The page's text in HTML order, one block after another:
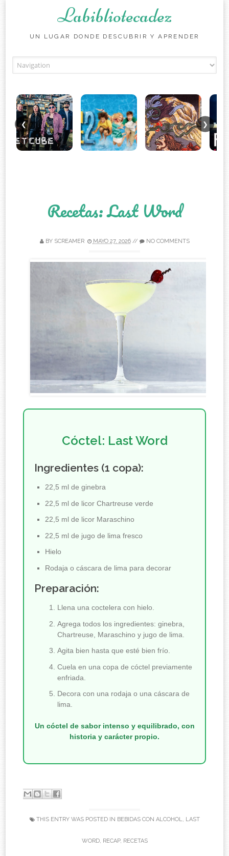
Labibliotecadez
UN LUGAR DONDE DESCUBRIR Y APRENDER
❮ ❯
Recetas: Last Word
BY SCREAMER MAYO 27, 2026// NO COMMENTS
Cóctel: Last Word
Ingredientes (1 copa):
22,5 ml de ginebra
22,5 ml de licor Chartreuse verde
22,5 ml de licor Maraschino
22,5 ml de jugo de lima fresco
Hielo
Rodaja o cáscara de lima para decorar
Preparación:
Llena una coctelera con hielo.
Agrega todos los ingredientes: ginebra,
Chartreuse, Maraschino y jugo de lima.
Agita bien hasta que esté bien frío.
Cuela en una copa de cóctel previamente
enfriada.
Decora con una rodaja o una cáscara de
lima.
Un cóctel de sabor intenso y equilibrado, con
historia y carácter propio.
THIS ENTRY WAS POSTED IN BEBIDAS CON ALCOHOL, LAST
WORD, RECAP, RECETAS